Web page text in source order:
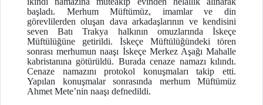
başladı. Merhum Müftümüz, imamlar ve din
görevlilerden oluşan dava arkadaşlarının ve kendisini
seven Batı Trakya halkının omuzlarında İskeçe
Müftülüğüne getirildi. İskeçe Müftülüğündeki tören
sonrası merhumun naaşı İskeçe Merkez Aşağı Mahalle
kabristanına götürüldü. Burada cenaze namazı kılındı.
Cenaze namazını protokol konuşmaları takip etti.
Yapılan konuşmalar sonrasında merhum Müftümüz
Ahmet Mete’nin naaşı defnedildi.